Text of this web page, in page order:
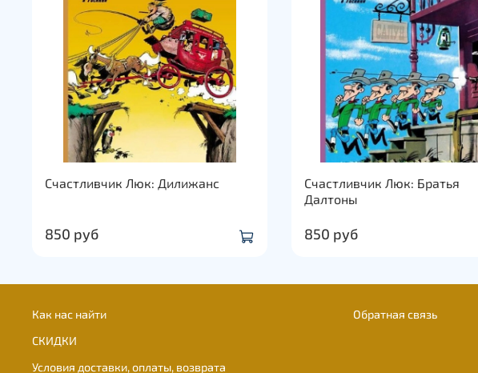
Счастливчик Люк: Дилижанс
850 руб
Счастливчик Люк: Братья
Далтоны
850 руб
Как нас найти
СКИДКИ
Условия доставки, оплаты, возврата
Обратная связь